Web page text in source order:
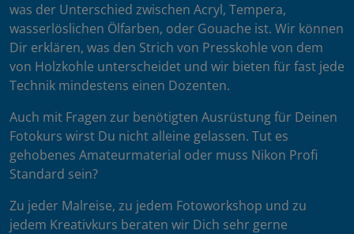
was der Unterschied zwischen Acryl, Tempera,
wasserlöslichen Ölfarben, oder Gouache ist. Wir können
Dir erklären, was den Strich von Presskohle von dem
von Holzkohle unterscheidet und wir bieten für fast jede
Technik mindestens einen Dozenten.
Auch mit Fragen zur benötigten Ausrüstung für Deinen
Fotokurs wirst Du nicht alleine gelassen. Tut es
gehobenes Amateurmaterial oder muss Nikon Profi
Standard sein?
Zu jeder Malreise, zu jedem Fotoworkshop und zu
jedem Kreativkurs beraten wir Dich sehr gerne